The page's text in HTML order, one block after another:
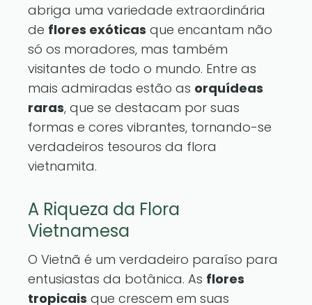
abriga uma variedade extraordinária
de flores exóticas que encantam não
só os moradores, mas também
visitantes de todo o mundo. Entre as
mais admiradas estão as orquídeas
raras, que se destacam por suas
formas e cores vibrantes, tornando-se
verdadeiros tesouros da flora
vietnamita.
A Riqueza da Flora
Vietnamesa
O Vietnã é um verdadeiro paraíso para
entusiastas da botânica. As flores
tropicais que crescem em suas